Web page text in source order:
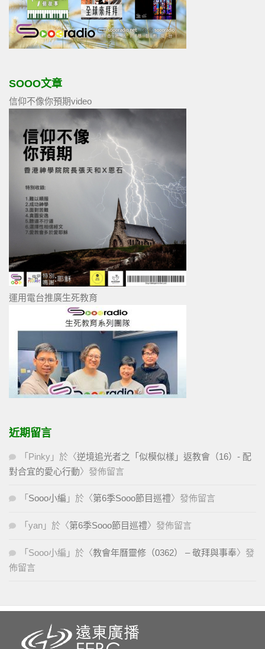
SOOO文章
信仰不像你預期video
運用電台推廣生死教育
近期留言
「 Pinky 」於〈逆境追光者之「似模似樣」返教會（16）- 配
對合宜的愛心行動〉發佈留言
「 Sooo小編 」於〈第6季Sooo節目巡禮〉發佈留言
「 yan 」於〈第6季Sooo節目巡禮〉發佈留言
「 Sooo小編 」於〈教會年曆靈修（0362） – 敬拜與事奉〉發
佈留言